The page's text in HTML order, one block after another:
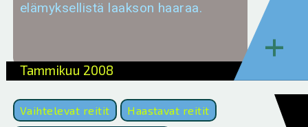
elämyksellistä laakson haaraa.
Tammikuu 2008
+
Vaihtelevat reitit
Haastavat reitit